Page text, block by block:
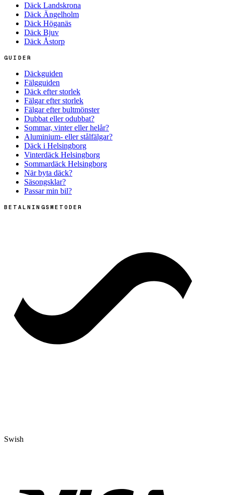
Däck Landskrona
Däck Ängelholm
Däck Höganäs
Däck Bjuv
Däck Åstorp
GUIDER
Däckguiden
Fälgguiden
Däck efter storlek
Fälgar efter storlek
Fälgar efter bultmönster
Dubbat eller odubbat?
Sommar, vinter eller helår?
Aluminium- eller stålfälgar?
Däck i Helsingborg
Vinterdäck Helsingborg
Sommardäck Helsingborg
När byta däck?
Säsongsklar?
Passar min bil?
BETALNINGSMETODER
Swish